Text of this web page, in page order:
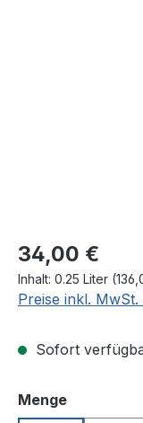
Regulärer Preis:
34,00 €
Inhalt: 0.25 Liter
Preise inkl.
Sofort
Mengeauswählen